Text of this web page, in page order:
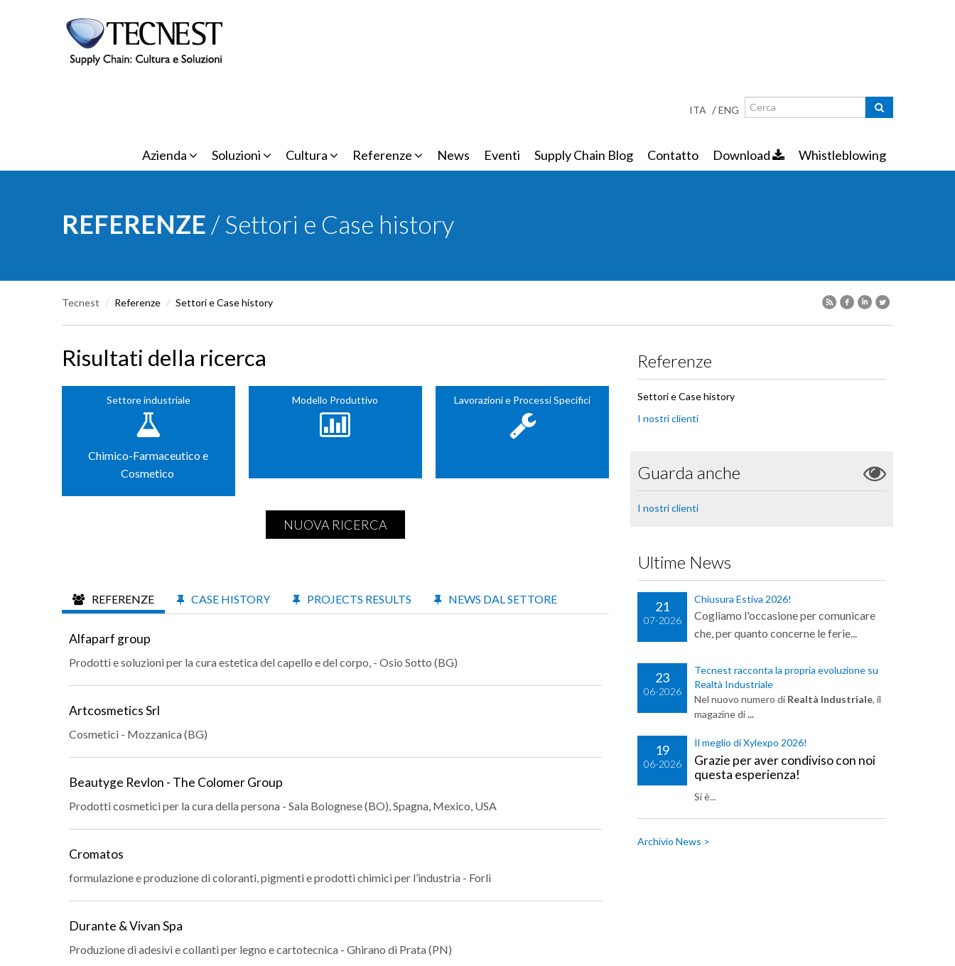
ITA /ENG Maschera di ricerca
Ricerca
Azienda Soluzioni Cultura Referenze News Eventi Supply Chain Blog Contatto Download Whistleblowing
REFERENZE / Settori e Case history
Tecnest / Referenze / Settori e Case history
Risultati della ricerca
Settore industriale
Chimico-Farmaceutico e
Cosmetico
Modello Produttivo Lavorazioni e Processi Specifici
NUOVA RICERCA
REFERENZE CASE HISTORY PROJECTS RESULTS NEWS DAL SETTORE
Alfaparf group
Prodotti e soluzioni per la cura estetica del capello e del corpo, - Osio Sotto (BG)
Artcosmetics Srl
Cosmetici - Mozzanica (BG)
Beautyge Revlon - The Colomer Group
Prodotti cosmetici per la cura della persona - Sala Bolognese (BO), Spagna, Mexico, USA
Cromatos
formulazione e produzione di coloranti, pigmenti e prodotti chimici per l’industria - Forlì
Durante & Vivan Spa
Produzione di adesivi e collanti per legno e cartotecnica - Ghirano di Prata (PN)
Referenze
Settori e Case history
I nostri clienti
Guarda anche
I nostri clienti
Ultime News
21
07-2026
Chiusura Estiva 2026!
Cogliamo l'occasione per comunicare
che, per quanto concerne le ferie...
23
06-2026
Tecnest racconta la propria evoluzione su
Realtà Industriale
Nel nuovo numero di Realtà Industriale, il
magazine di...
19
06-2026
Il meglio di Xylexpo 2026!
Grazie per aver condiviso con noi
questa esperienza!
Si è...
Archivio News >